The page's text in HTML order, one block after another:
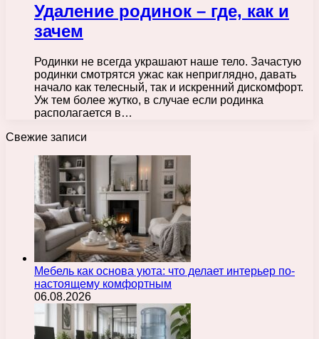
Удаление родинок – где, как и
зачем
Родинки не всегда украшают наше тело. Зачастую
родинки смотрятся ужас как неприглядно, давать
начало как телесный, так и искренний дискомфорт.
Уж тем более жутко, в случае если родинка
располагается в…
Свежие записи
Мебель как основа уюта: что делает интерьер по-
настоящему комфортным
06.08.2026